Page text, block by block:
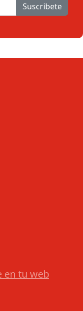
Suscribete
en tu web